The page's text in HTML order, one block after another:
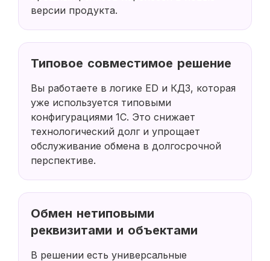
версии продукта.
Типовое совместимое решение
Вы работаете в логике ED и КД3, которая
уже используется типовыми
конфигурациями 1С. Это снижает
технологический долг и упрощает
обслуживание обмена в долгосрочной
перспективе.
Обмен нетиповыми
реквизитами и объектами
В решении есть универсальные